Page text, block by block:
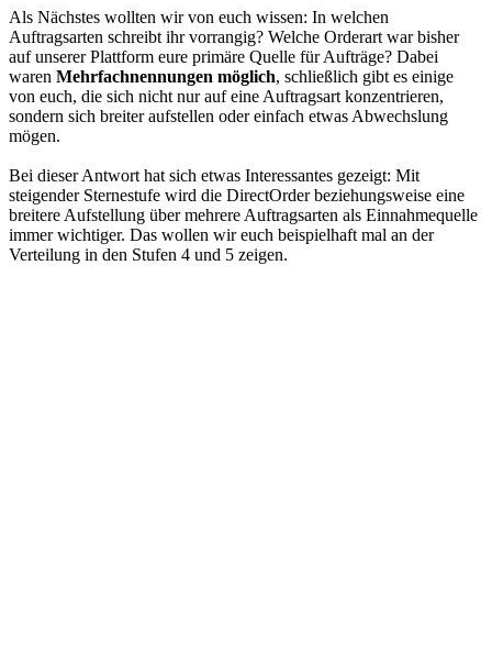
Als Nächstes wollten wir von euch wissen: In welchen
Auftragsarten schreibt ihr vorrangig? Welche Orderart war bisher
auf unserer Plattform eure primäre Quelle für Aufträge? Dabei
waren Mehrfachnennungen möglich, schließlich gibt es einige
von euch, die sich nicht nur auf eine Auftragsart konzentrieren,
sondern sich breiter aufstellen oder einfach etwas Abwechslung
mögen.
Bei dieser Antwort hat sich etwas Interessantes gezeigt: Mit
steigender Sternestufe wird die DirectOrder beziehungsweise eine
breitere Aufstellung über mehrere Auftragsarten als Einnahmequelle
immer wichtiger. Das wollen wir euch beispielhaft mal an der
Verteilung in den Stufen 4 und 5 zeigen.